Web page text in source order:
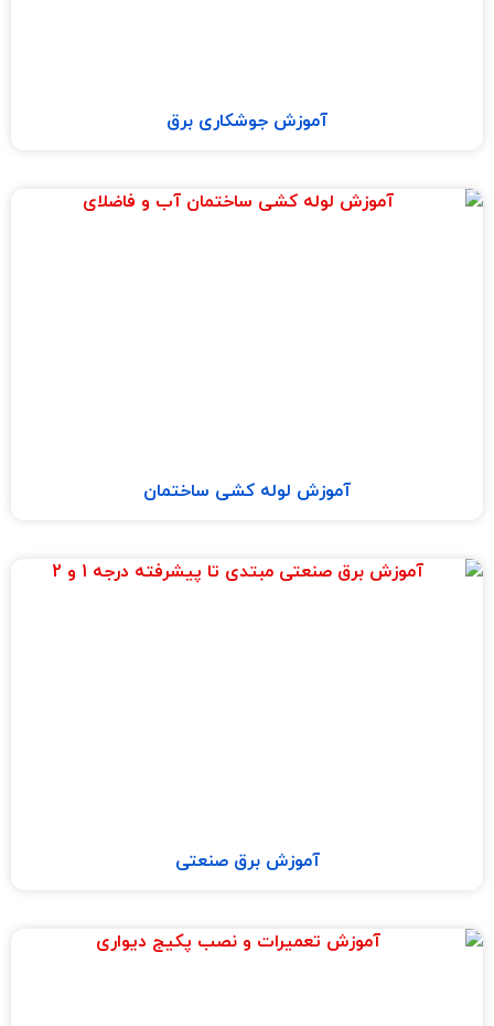
آموزش جوشکاری برق
آموزش لوله کشی ساختمان
آموزش برق صنعتی